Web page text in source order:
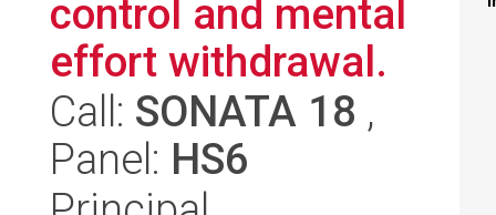
control and mental
effort withdrawal.
Call: SONATA 18 ,
Panel: HS6